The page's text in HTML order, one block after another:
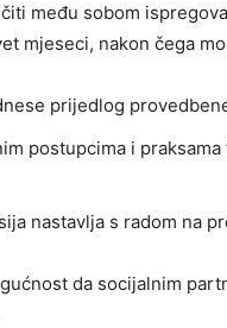
među sobom
mjeseci, nakon čega
prijedlog
postupcima i praksama
nastavlja s radom na
da socijalnim